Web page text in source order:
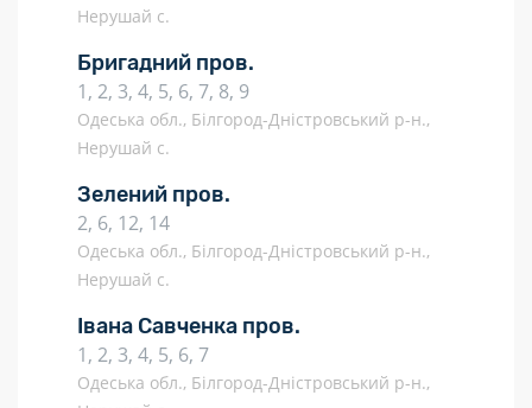
Нерушай с.
Бригадний пров.
1, 2, 3, 4, 5, 6, 7, 8, 9
Одеська обл., Білгород-Дністровський р-н.,
Нерушай с.
Зелений пров.
2, 6, 12, 14
Одеська обл., Білгород-Дністровський р-н.,
Нерушай с.
Івана Савченка пров.
1, 2, 3, 4, 5, 6, 7
Одеська обл., Білгород-Дністровський р-н.,